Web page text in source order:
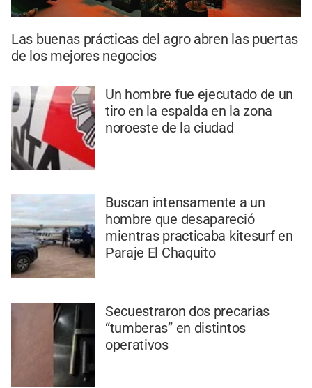
Las buenas prácticas del agro abren las puertas
de los mejores negocios
Un hombre fue ejecutado de un
tiro en la espalda en la zona
noroeste de la ciudad
Buscan intensamente a un
hombre que desapareció
mientras practicaba kitesurf en
Paraje El Chaquito
Secuestraron dos precarias
“tumberas” en distintos
operativos